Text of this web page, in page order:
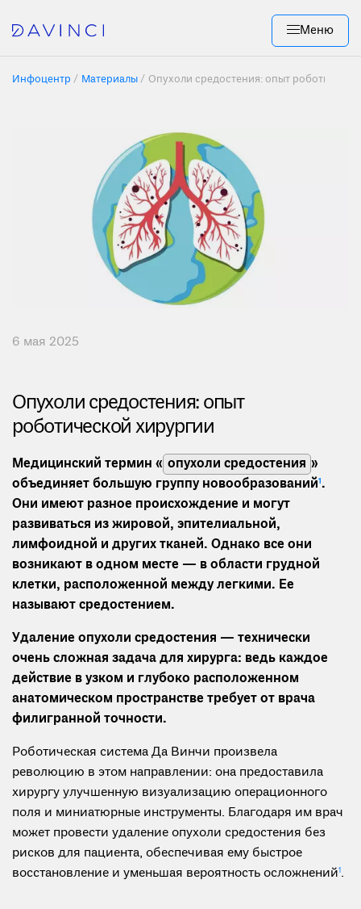
Меню
Инфоцентр Материалы Опухоли средостения: опыт
6 мая 2025
Опухоли средостения: опыт
роботической хирургии
Медицинский термин « опухоли средостения »
объединяет большую группу новообразований1.
Они имеют разное происхождение и могут
развиваться из жировой, эпителиальной,
лимфоидной и других тканей. Однако все они
возникают в одном месте — в области грудной
клетки, расположенной между легкими. Ее
называют средостением.
Удаление опухоли средостения — технически
очень сложная задача для хирурга: ведь каждое
действие в узком и глубоко расположенном
анатомическом пространстве требует от врача
филигранной точности.
Роботическая система Да Винчи произвела
революцию в этом направлении: она предоставила
хирургу улучшенную визуализацию операционного
поля и миниатюрные инструменты. Благодаря им врач
может провести удаление опухоли средостения без
рисков для пациента, обеспечивая ему быстрое
восстановление и уменьшая вероятность осложнений1.